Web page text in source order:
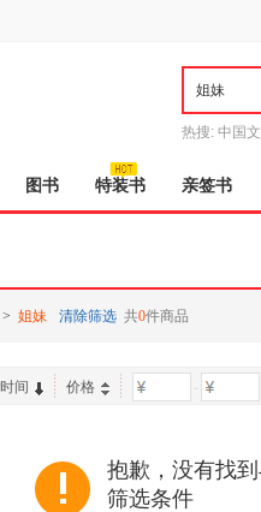
热搜: 中国
图书 特装书 亲签书
> 姐妹 清除筛选 共0件商品
间 价格 -
抱歉，没有找
筛选条件